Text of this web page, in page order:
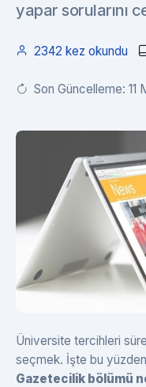
yapar sorularını
2342 kez okundu
Son Güncelleme: 11
Üniversite tercihleri
seçmek. İşte bu
Gazetecilik bölümü